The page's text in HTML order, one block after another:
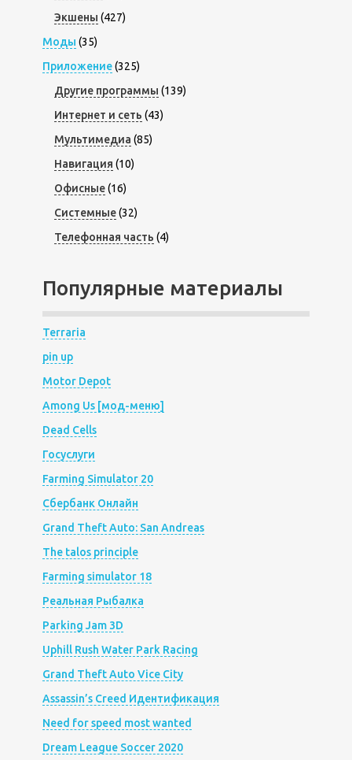
Экшены (427)
Моды (35)
Приложение(325)
Другие программы (139)
Интернет и сеть (43)
Мультимедиа (85)
Навигация (10)
Офисные(16)
Системные(32)
Телефонная часть (4)
Популярные материалы
Terraria
pin up
Motor Depot
Among Us [мод-меню]
Dead Cells
Госуслуги
Farming Simulator 20
Сбербанк Онлайн
Grand Theft Auto: San Andreas
The talos principle
Farming simulator 18
Реальная Рыбалка
Parking Jam 3D
Uphill Rush Water Park Racing
Grand Theft Auto Vice City
Assassin’s Creed Идентификация
Need for speed most wanted
Dream League Soccer 2020